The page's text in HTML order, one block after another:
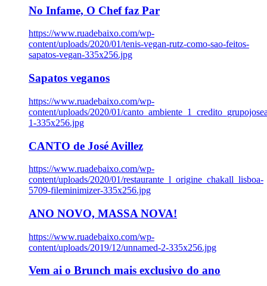
No Infame, O Chef faz Par
https://www.ruadebaixo.com/wp-
content/uploads/2020/01/tenis-vegan-rutz-como-sao-feitos-
sapatos-vegan-335x256.jpg
Sapatos veganos
https://www.ruadebaixo.com/wp-
content/uploads/2020/01/
1-335x256.jpg
CANTO de José Avillez
https://www.ruadebaixo.com/wp-
content/uploads/2020/01/restaurante_l_origine_chakall_lisboa-
5709-fileminimizer-335x256.jpg
ANO NOVO, MASSA NOVA!
https://www.ruadebaixo.com/wp-
content/uploads/2019/12/unnamed-2-335x256.jpg
Vem ai o Brunch mais exclusivo do ano